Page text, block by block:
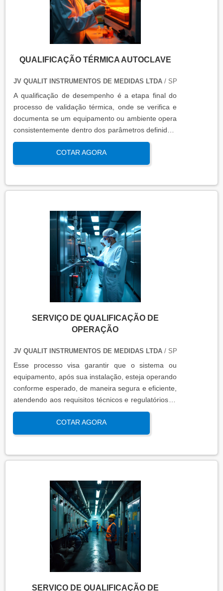
QUALIFICAÇÃO TÉRMICA AUTOCLAVE
JV QUALIT INSTRUMENTOS DE MEDIDAS LTDA/ SP
A qualificação de desempenho é a etapa final do
processo de validação térmica, onde se verifica e
documenta se um equipamento ou ambiente opera
consistentemente dentro dos parâmetros definidos,
sob condições reais de uso. Esta qualificação
assegura que os processos atendem aos requisitos
regulatórios e de qualidade, garantindo segurança
COTAR AGORA
SERVIÇO DE QUALIFICAÇÃO DE
OPERAÇÃO
JV QUALIT INSTRUMENTOS DE MEDIDAS LTDA/ SP
Esse processo visa garantir que o sistema ou
equipamento, após sua instalação, esteja operando
conforme esperado, de maneira segura e eficiente,
atendendo aos requisitos técnicos e regulatórios. A
qualificação de operação é focada em verificar se o
sistema ou equipamento funciona dentro dos
parâmetros esperados em condições reais de
qualidade, produtividade e segurança no ambiente
COTAR AGORA
SERVIÇO DE QUALIFICAÇÃO DE